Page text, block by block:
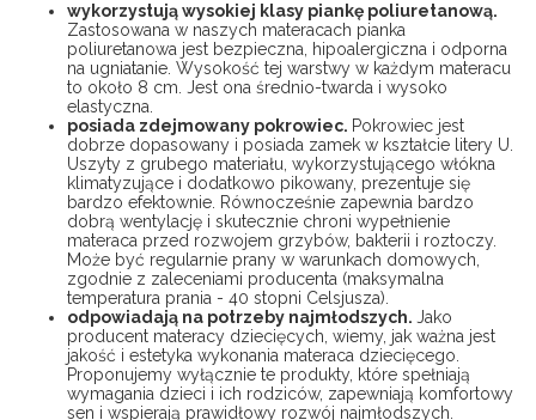
wykorzystują wysokiej klasy piankę poliuretanową.
Zastosowana w naszych materacach pianka
poliuretanowa jest bezpieczna, hipoalergiczna i odporna
na ugniatanie. Wysokość tej warstwy w każdym materacu
to około 8 cm. Jest ona średnio-twarda i wysoko
elastyczna.
posiada zdejmowany pokrowiec. Pokrowiec jest
dobrze dopasowany i posiada zamek w kształcie litery U.
Uszyty z grubego materiału, wykorzystującego włókna
klimatyzujące i dodatkowo pikowany, prezentuje się
bardzo efektownie. Równocześnie zapewnia bardzo
dobrą wentylację i skutecznie chroni wypełnienie
materaca przed rozwojem grzybów, bakterii i roztoczy.
Może być regularnie prany w warunkach domowych,
zgodnie z zaleceniami producenta (maksymalna
temperatura prania - 40 stopni Celsjusza).
odpowiadają na potrzeby najmłodszych. Jako
producent materacy dziecięcych, wiemy, jak ważna jest
jakość i estetyka wykonania materaca dziecięcego.
Proponujemy wyłącznie te produkty, które spełniają
wymagania dzieci i ich rodziców, zapewniają komfortowy
sen i wspierają prawidłowy rozwój najmłodszych.